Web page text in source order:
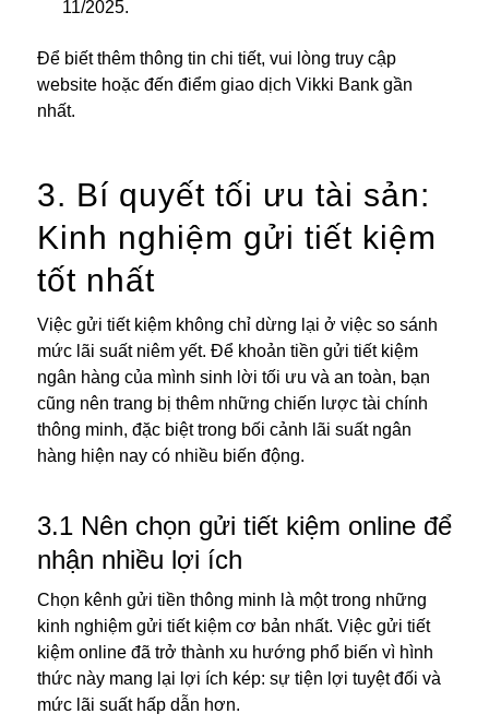
11/2025.
Để biết thêm thông tin chi tiết, vui lòng truy cập
website hoặc đến điểm giao dịch Vikki Bank gần
nhất.
3. Bí quyết tối ưu tài sản:
Kinh nghiệm gửi tiết kiệm
tốt nhất
Việc gửi tiết kiệm không chỉ dừng lại ở việc so sánh
mức lãi suất niêm yết. Để khoản tiền gửi tiết kiệm
ngân hàng của mình sinh lời tối ưu và an toàn, bạn
cũng nên trang bị thêm những chiến lược tài chính
thông minh, đặc biệt trong bối cảnh lãi suất ngân
hàng hiện nay có nhiều biến động.
3.1 Nên chọn gửi tiết kiệm online để
nhận nhiều lợi ích
Chọn kênh gửi tiền thông minh là một trong những
kinh nghiệm gửi tiết kiệm cơ bản nhất. Việc gửi tiết
kiệm online đã trở thành xu hướng phổ biến vì hình
thức này mang lại lợi ích kép: sự tiện lợi tuyệt đối và
mức lãi suất hấp dẫn hơn.